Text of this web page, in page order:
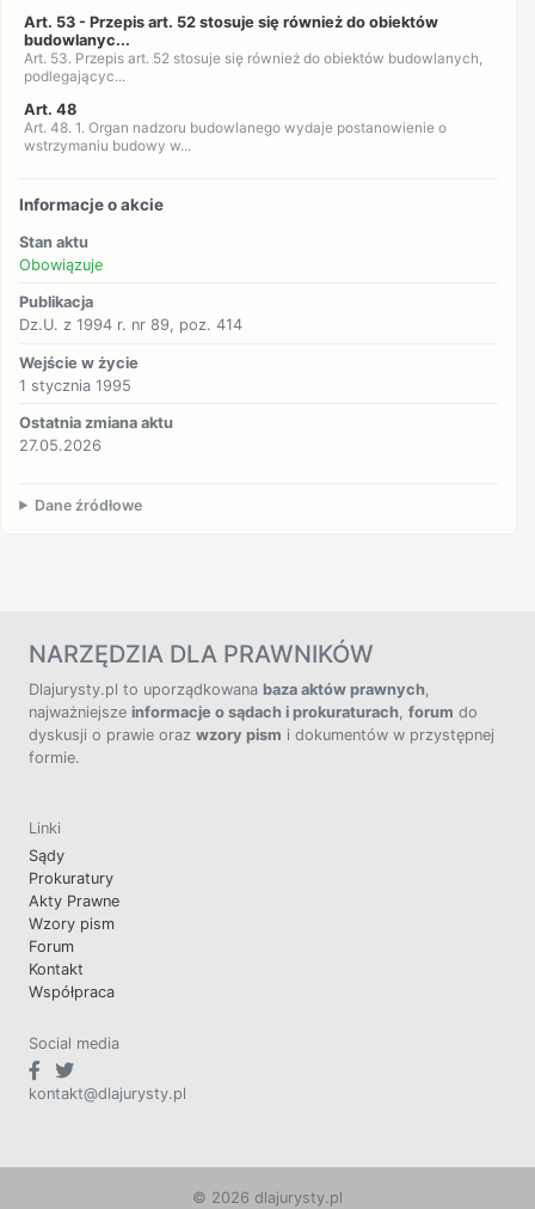
Art. 53 - Przepis art. 52 stosuje się również do obiektów
budowlanyc...
Art. 53. Przepis art. 52 stosuje się również do obiektów budowlanych,
podlegającyc...
Art. 48
Art. 48. 1. Organ nadzoru budowlanego wydaje postanowienie o
wstrzymaniu budowy w...
Informacje o akcie
Stan aktu
Obowiązuje
Publikacja
Dz.U. z 1994 r. nr 89, poz. 414
Wejście w życie
1 stycznia 1995
Ostatnia zmiana aktu
27.05.2026
Dane źródłowe
NARZĘDZIA DLA PRAWNIKÓW
Dlajurysty.pl to uporządkowana baza aktów prawnych,
najważniejsze informacje o sądach i prokuraturach, forum do
dyskusji o prawie oraz wzory pism i dokumentów w przystępnej
formie.
Linki
Sądy
Prokuratury
Akty Prawne
Wzory pism
Forum
Kontakt
Współpraca
Social media
kontakt@dlajurysty.pl
© 2026 dlajurysty.pl